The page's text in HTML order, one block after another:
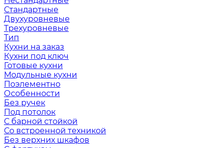
Стандартные
Двухуровневые
Трехуровневые
Тип
Кухни на заказ
Кухни под ключ
Готовые кухни
Модульные кухни
Поэлементно
Особенности
Без ручек
Под потолок
С барной стойкой
Со встроенной техникой
Без верхних шкафов